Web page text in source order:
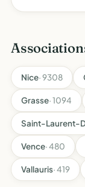
Nice· 9308
Grasse· 1094
Saint-Laurent-
Vence· 480
Vallauris· 419